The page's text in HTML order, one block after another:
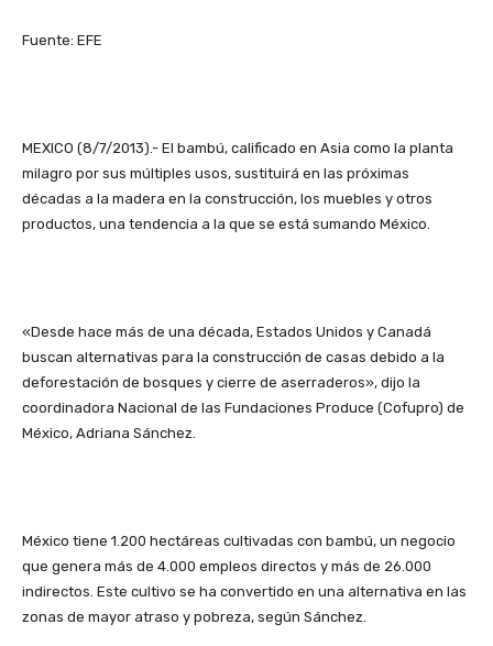
Fuente: EFE
MEXICO (8/7/2013).- El bambú, calificado en Asia como la planta
milagro por sus múltiples usos, sustituirá en las próximas
décadas a la madera en la construcción, los muebles y otros
productos, una tendencia a la que se está sumando México.
«Desde hace más de una década, Estados Unidos y Canadá
buscan alternativas para la construcción de casas debido a la
deforestación de bosques y cierre de aserraderos», dijo la
coordinadora Nacional de las Fundaciones Produce (Cofupro) de
México, Adriana Sánchez.
México tiene 1.200 hectáreas cultivadas con bambú, un negocio
que genera más de 4.000 empleos directos y más de 26.000
indirectos. Este cultivo se ha convertido en una alternativa en las
zonas de mayor atraso y pobreza, según Sánchez.